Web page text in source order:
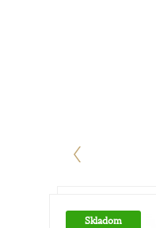
Skladom